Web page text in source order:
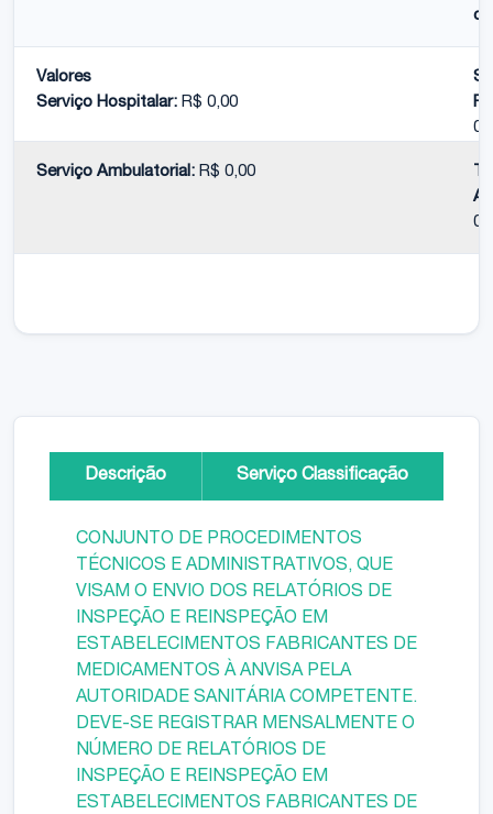
Valores
Serviço Hospitalar: R$ 0,00
Serviço Ambulatorial: R$ 0,00
Descrição Serviço Classificação
CONJUNTO DE PROCEDIMENTOS
TÉCNICOS E ADMINISTRATIVOS, QUE
VISAM O ENVIO DOS RELATÓRIOS DE
INSPEÇÃO E REINSPEÇÃO EM
ESTABELECIMENTOS FABRICANTES DE
MEDICAMENTOS À ANVISA PELA
AUTORIDADE SANITÁRIA COMPETENTE.
DEVE-SE REGISTRAR MENSALMENTE O
NÚMERO DE RELATÓRIOS DE
INSPEÇÃO E REINSPEÇÃO EM
ESTABELECIMENTOS FABRICANTES DE